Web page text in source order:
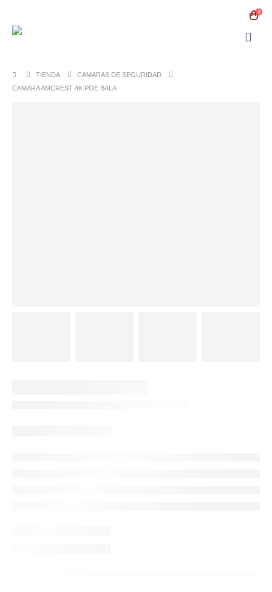
0
TIENDA
CAMARAS DE SEGURIDAD
CAMARA AMCREST 4K POE BALA